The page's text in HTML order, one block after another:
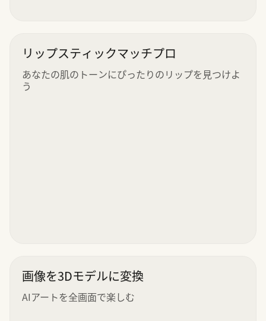
リップスティックマッチプロ
あなたの肌のトーンにぴったりのリップを見つけよ
う
画像を3Dモデルに変換
AIアートを全画面で楽しむ